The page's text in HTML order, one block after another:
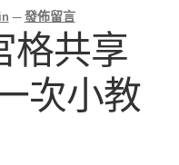
—發佈留言
格共享
次小教